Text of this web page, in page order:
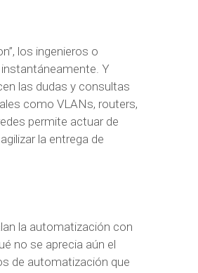
los ingenieros o
Y
las dudas y consultas
como VLANs, routers,
permite actuar de
la entrega de
la automatización con
no se aprecia aún el
de automatización que